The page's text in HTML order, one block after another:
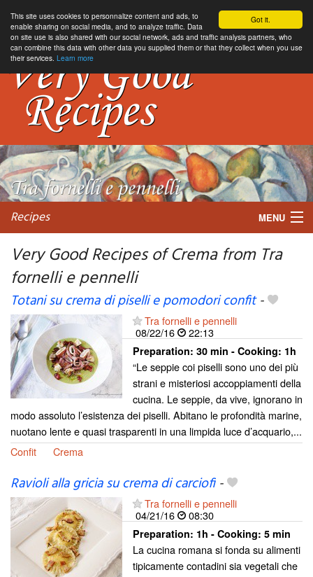
Got it.
This site uses cookies to personnalize content and ads, to
enable sharing on social media, and to analyze traffic. Data
on site use is also shared with our social network, ads and traffic analysis partners, who
can combine this data with other data you supplied them or that they collect when you use
their services. Learn more
Recipes MENU
My favorite blogs
Very Good Recipes of Crema from Tra
fornelli e pennelli
Totani su crema di piselli e pomodori confit-
Tra fornelli e pennelli
08/22/16
22:13
Preparation: 30 min - Cooking: 1h
“Le seppie coi piselli sono uno dei più
strani e misteriosi accoppiamenti della
cucina. Le seppie, da vive, ignorano in
modo assoluto l’esistenza dei piselli. Abitano le profondità marine,
nuotano lente e quasi trasparenti in una limpida luce d’acquario,...
Confit
Crema
Ravioli alla gricia su crema di carciofi-
Tra fornelli e pennelli
04/21/16
08:30
Preparation: 1h - Cooking: 5 min
La cucina romana si fonda su alimenti
tipicamente contadini sia vegetali che